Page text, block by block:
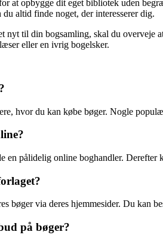
at opbygge dit eget bibliotek uden
altid finde noget, der interesserer dig.
nyt til din bogsamling, skal du overveje
eller en ivrig bogelsker.
hvor du kan købe bøger. Nogle
en pålidelig online boghandler.
bøger via deres hjemmesider. Du kan
på bøger?